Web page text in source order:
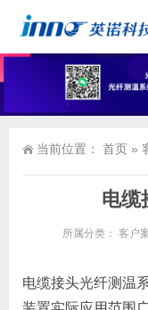
当前位置： 首页 »
电缆
所属分类： 客户
电缆接头光纤测温